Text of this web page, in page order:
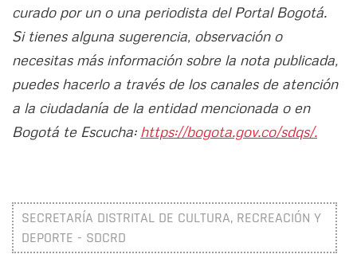
curado por un o una periodista del Portal Bogotá.
Si tienes alguna sugerencia, observación o
necesitas más información sobre la nota publicada,
puedes hacerlo a través de los canales de atención
a la ciudadanía de la entidad mencionada o en
Bogotá te Escucha: https://bogota.gov.co/sdqs/.
SECRETARÍA DISTRITAL DE CULTURA, RECREACIÓN Y
DEPORTE - SDCRD